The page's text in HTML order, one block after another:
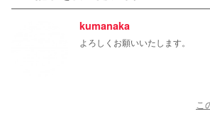
kumanaka
よろしくお願いいたします。
こ